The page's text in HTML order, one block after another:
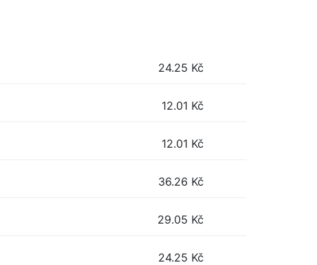
24.25 Kč
12.01 Kč
12.01 Kč
36.26 Kč
29.05 Kč
24.25 Kč